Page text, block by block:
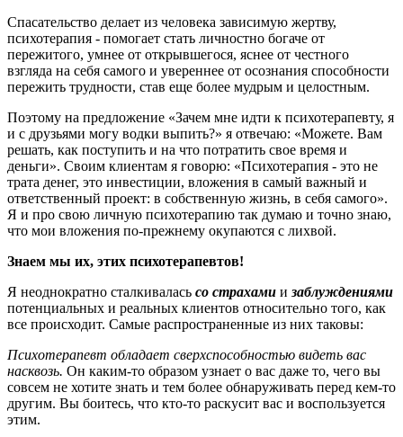
Спасательство делает из человека зависимую жертву,
психотерапия - помогает стать личностно богаче от
пережитого, умнее от открывшегося, яснее от честного
взгляда на себя самого и увереннее от осознания способности
пережить трудности, став еще более мудрым и целостным.
Поэтому на предложение «Зачем мне идти к психотерапевту, я
и с друзьями могу водки выпить?» я отвечаю: «Можете. Вам
решать, как поступить и на что потратить свое время и
деньги». Своим клиентам я говорю: «Психотерапия - это не
трата денег, это инвестиции, вложения в самый важный и
ответственный проект: в собственную жизнь, в себя самого».
Я и про свою личную психотерапию так думаю и точно знаю,
что мои вложения по-прежнему окупаются с лихвой.
Знаем мы их, этих психотерапевтов!
Я неоднократно сталкивалась со страхами и заблуждениями
потенциальных и реальных клиентов относительно того, как
все происходит. Самые распространенные из них таковы:
Психотерапевт обладает сверхспособностью видеть вас
насквозь. Он каким-то образом узнает о вас даже то, чего вы
совсем не хотите знать и тем более обнаруживать перед кем-то
другим. Вы боитесь, что кто-то раскусит вас и воспользуется
этим.